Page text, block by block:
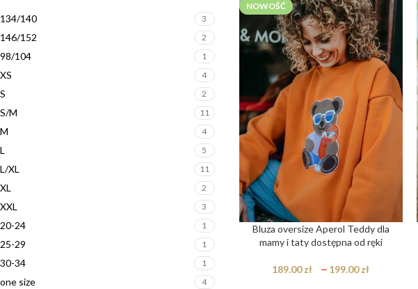
134/140 3
146/152 2
98/104 1
XS 4
S 2
S/M 11
M 4
L 5
L/XL 11
XL 2
XXL 3
20-24 1
25-29 1
30-34 1
one size 4
NOWOŚĆ
Bluza oversize Aperol Teddy dla
mamy i taty dostępna od ręki
189.00zł – 199.00zł